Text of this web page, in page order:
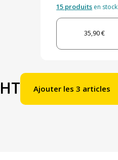
15 produits en stock
35,90 €
HT Ajouter les 3 articles